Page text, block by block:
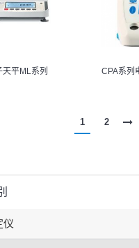
平ML系列 CPA系列
1 2
仪